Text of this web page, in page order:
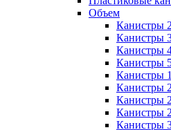
Объем
Канистры
Канистры
Канистры
Канистры
Канистры
Канистры
Канистры
Канистры
Канистры